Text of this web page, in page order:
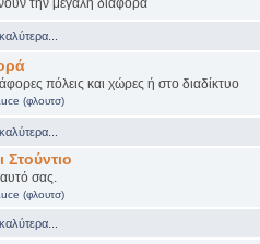
πόλεις και χώρες ή στο διαδίκτυο
(φλουτσ)
σας.
(φλουτσ)